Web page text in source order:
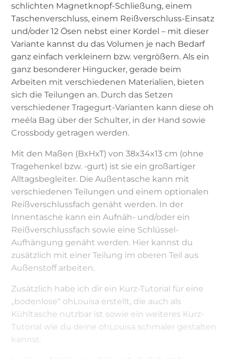
schlichten Magnetknopf-Schließung, einem
Taschenverschluss, einem Reißverschluss-Einsatz
und/oder 12 Ösen nebst einer Kordel – mit dieser
Variante kannst du das Volumen je nach Bedarf
ganz einfach verkleinern bzw. vergrößern. Als ein
ganz besonderer Hingucker, gerade beim
Arbeiten mit verschiedenen Materialien, bieten
sich die Teilungen an. Durch das Setzen
verschiedener Tragegurt-Varianten kann diese oh
meéla Bag über der Schulter, in der Hand sowie
Crossbody getragen werden.
Mit den Maßen (BxHxT) von 38x34x13 cm (ohne
Tragehenkel bzw. -gurt) ist sie ein großartiger
Alltagsbegleiter. Die Außentasche kann mit
verschiedenen Teilungen und einem optionalen
Reißverschlussfach genäht werden. In der
Innentasche kann ein Aufnäh- und/oder ein
Reißverschlussfach sowie eine Schlüssel-
Aufhängung genäht werden. Hier kannst du
zusätzlich mit einer Teilung im oberen Teil aus
Außenstoff arbeiten.
Zusätzlich habe ich dir ein Kurz-Tutorial für eine
„bodenlose“ ohLouisa erstellt, die auch als
Kühltasche nutzbar ist sowie ein weiteres Kurz-
Tutorial wie du deine ohLouisa schmaler gestalten
kannst.